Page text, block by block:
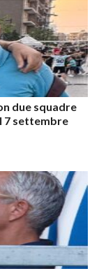
due squadre
7 settembre